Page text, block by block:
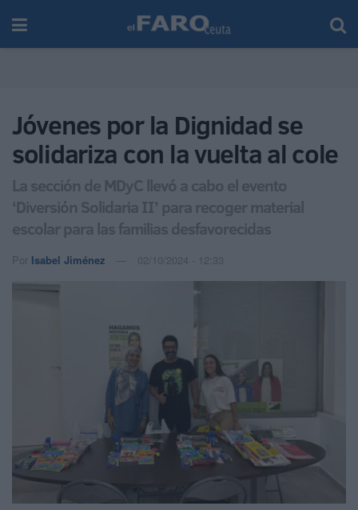
Jóvenes por la Dignidad se
solidariza con la vuelta al cole
La sección de MDyC llevó a cabo el evento
‘Diversión Solidaria II’ para recoger material
escolar para las familias desfavorecidas
Por Isabel Jiménez 02/10/2024 - 12:33